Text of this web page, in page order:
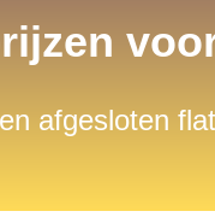
afgesloten